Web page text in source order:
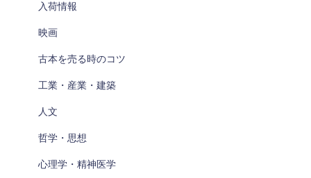
入荷情報
映画
古本を売る時のコツ
工業・産業・建築
人文
哲学・思想
心理学・精神医学